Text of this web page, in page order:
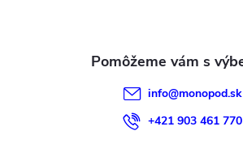
info@monopod.sk
+421 903 461 770